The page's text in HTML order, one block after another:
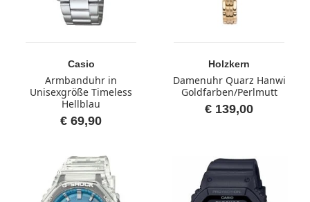
Casio
Armbanduhr in
Unisexgröße Timeless
Hellblau
€ 69,90
Holzkern
Damenuhr Quarz Hanwi
Goldfarben/Perlmutt
€ 139,00